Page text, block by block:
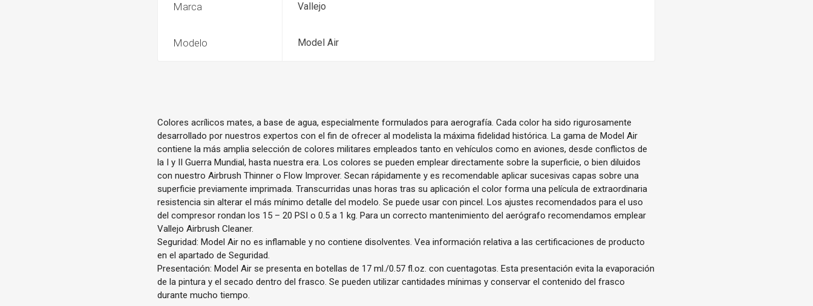
Marca Vallejo
Modelo Model Air
Colores acrílicos mates, a base de agua, especialmente formulados para aerografía. Cada color ha sido rigurosamente
desarrollado por nuestros expertos con el fin de ofrecer al modelista la máxima fidelidad histórica. La gama de Model Air
contiene la más amplia selección de colores militares empleados tanto en vehículos como en aviones, desde conflictos de
la I y II Guerra Mundial, hasta nuestra era. Los colores se pueden emplear directamente sobre la superficie, o bien diluidos
con nuestro Airbrush Thinner o Flow Improver. Secan rápidamente y es recomendable aplicar sucesivas capas sobre una
superficie previamente imprimada. Transcurridas unas horas tras su aplicación el color forma una película de extraordinaria
resistencia sin alterar el más mínimo detalle del modelo. Se puede usar con pincel. Los ajustes recomendados para el uso
del compresor rondan los 15 – 20 PSI o 0.5 a 1 kg. Para un correcto mantenimiento del aerógrafo recomendamos emplear
Vallejo Airbrush Cleaner.
Seguridad: Model Air no es inflamable y no contiene disolventes. Vea información relativa a las certificaciones de producto
en el apartado de Seguridad.
Presentación: Model Air se presenta en botellas de 17 ml./0.57 fl.oz. con cuentagotas. Esta presentación evita la evaporación
de la pintura y el secado dentro del frasco. Se pueden utilizar cantidades mínimas y conservar el contenido del frasco
durante mucho tiempo.